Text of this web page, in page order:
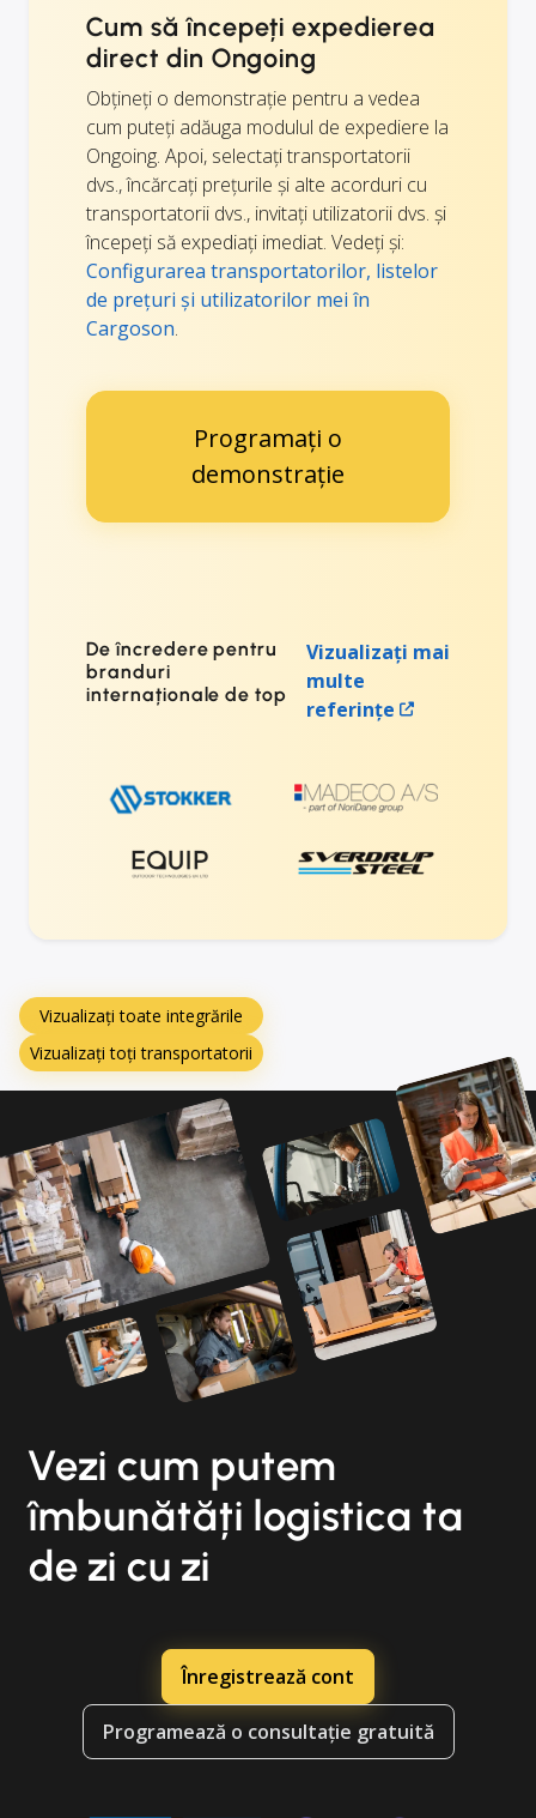
Cum să începeți expedierea
direct din Ongoing
Obțineți o demonstrație pentru a vedea
cum puteți adăuga modulul de expediere la
Ongoing. Apoi, selectați transportatorii
dvs., încărcați prețurile și alte acorduri cu
transportatorii dvs., invitați utilizatorii dvs. și
începeți să expediați imediat. Vedeți și:
Configurarea transportatorilor, listelor
de prețuri și utilizatorilor mei în
Cargoson.
Programați o
demonstrație
De încredere pentru
branduri
internaționale de top
Vizualizați mai
multe
referințe
Vizualizați toate integrările
Vizualizați toți transportatorii
Vezi cum putem
îmbunătăți logistica ta
de zi cu zi
Înregistrează cont
Programează o consultație gratuită